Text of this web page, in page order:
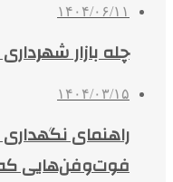
۱۴۰۴/۰۶/۱۱
چله بازار شهرداری مشهد در
۱۴۰۴/۰۳/۱۵
راهنمای
فوت‌وفن‌هایی